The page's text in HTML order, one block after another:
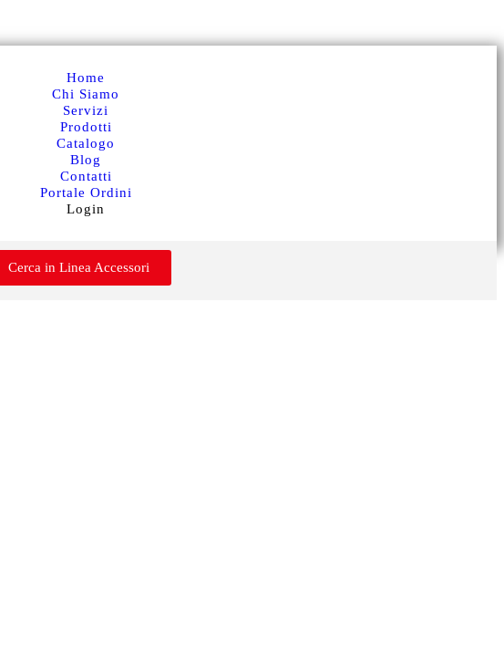
Home
Chi Siamo
Servizi
Prodotti
Catalogo
Blog
Contatti
Portale Ordini
Login
Cerca in Linea Accessori